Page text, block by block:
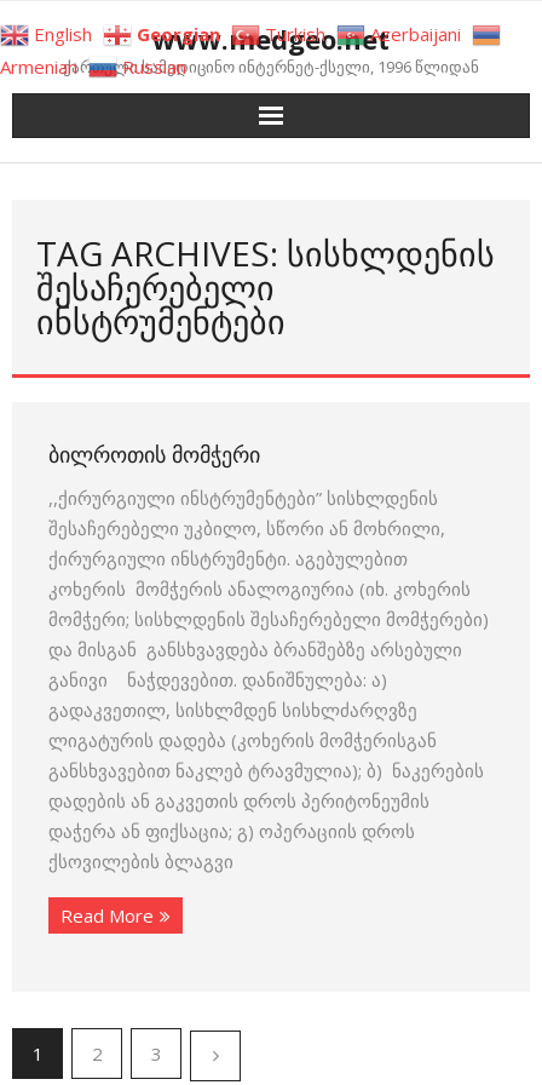
to
content
www.medgeo.net
ქართული სამედიცინო ინტერნეტ-ქსელი, 1996 წლიდან
TAG ARCHIVES: ᲡᲘᲡᲮᲚᲓᲔᲜᲘᲡ
ᲨᲔᲡᲐᲩᲔᲠᲔᲑᲔᲚᲘ
ᲘᲜᲡᲢᲠᲣᲛᲔᲜᲢᲔᲑᲘ
ᲑᲘᲚᲠᲝᲗᲘᲡ ᲛᲝᲛᲭᲔᲠᲘ
,,ქირურგიული ინსტრუმენტები” სისხლდენის
შესაჩერებელი უკბილო, სწორი ან მოხრილი,
ქირურგიული ინსტრუმენტი. აგებულებით
კოხერის მომჭერის ანალოგიურია (იხ. კოხერის
მომჭერი; სისხლდენის შესაჩერებელი მომჭერები)
და მისგან განსხვავდება ბრანშებზე არსებული
განივი ნაჭდევებით. დანიშნულება: ა)
გადაკვეთილ, სისხლმდენ სისხლძარღვზე
ლიგატურის დადება (კოხერის მომჭერისგან
განსხვავებით ნაკლებ ტრავმულია); ბ) ნაკერების
დადების ან გაკვეთის დროს პერიტონეუმის
დაჭერა ან ფიქსაცია; გ) ოპერაციის დროს
ქსოვილების ბლაგვი
Read More
1 2 3
English Georgian Turkish
Azerbaijani
Armenian
Russian